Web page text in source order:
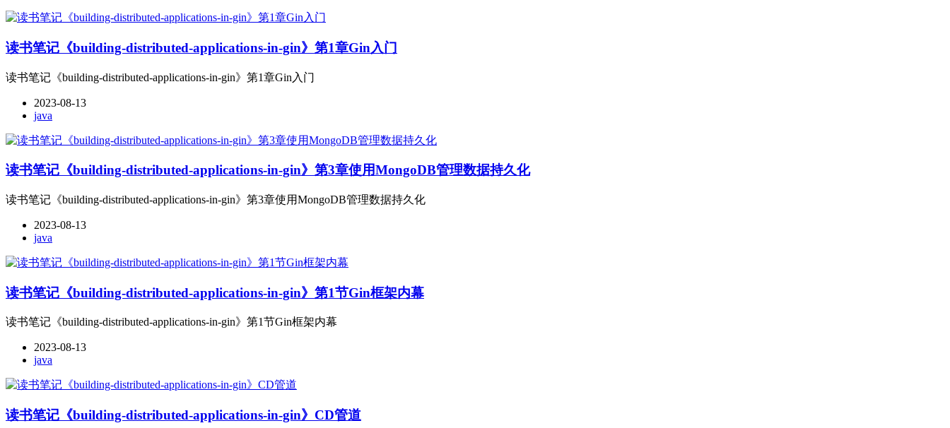
读书笔记《building-distributed-applications-in-gin》第1章Gin入门
读书笔记《building-distributed-applications-in-gin》第1章Gin入门
2023-08-13
java
读书笔记《building-distributed-applications-in-gin》第3章使用MongoDB管理数据持久化
读书笔记《building-distributed-applications-in-gin》第3章使用MongoDB管理数据持久化
2023-08-13
java
读书笔记《building-distributed-applications-in-gin》第1节Gin框架内幕
读书笔记《building-distributed-applications-in-gin》第1节Gin框架内幕
2023-08-13
java
读书笔记《building-distributed-applications-in-gin》CD管道